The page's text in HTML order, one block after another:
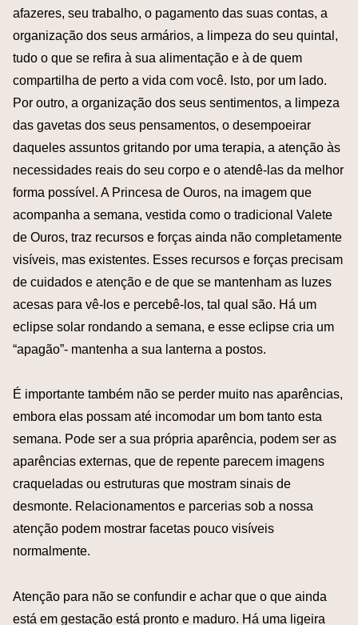
afazeres, seu trabalho, o pagamento das suas contas, a
organização dos seus armários, a limpeza do seu quintal,
tudo o que se refira à sua alimentação e à de quem
compartilha de perto a vida com você. Isto, por um lado.
Por outro, a organização dos seus sentimentos, a limpeza
das gavetas dos seus pensamentos, o desempoeirar
daqueles assuntos gritando por uma terapia, a atenção às
necessidades reais do seu corpo e o atendê-las da melhor
forma possível. A Princesa de Ouros, na imagem que
acompanha a semana, vestida como o tradicional Valete
de Ouros, traz recursos e forças ainda não completamente
visíveis, mas existentes. Esses recursos e forças precisam
de cuidados e atenção e de que se mantenham as luzes
acesas para vê-los e percebê-los, tal qual são. Há um
eclipse solar rondando a semana, e esse eclipse cria um
“apagão”- mantenha a sua lanterna a postos.
É importante também não se perder muito nas aparências,
embora elas possam até incomodar um bom tanto esta
semana. Pode ser a sua própria aparência, podem ser as
aparências externas, que de repente parecem imagens
craqueladas ou estruturas que mostram sinais de
desmonte. Relacionamentos e parcerias sob a nossa
atenção podem mostrar facetas pouco visíveis
normalmente.
Atenção para não se confundir e achar que o que ainda
está em gestação está pronto e maduro. Há uma ligeira